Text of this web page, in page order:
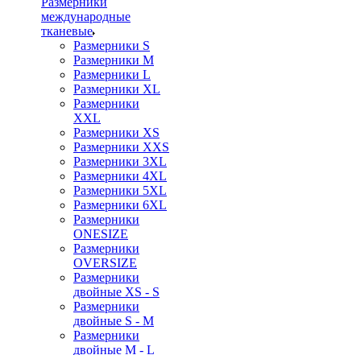
международные
тканевые
Размерники S
Размерники M
Размерники L
Размерники XL
Размерники
XXL
Размерники XS
Размерники XXS
Размерники 3XL
Размерники 4XL
Размерники 5XL
Размерники 6XL
Размерники
ONESIZE
Размерники
OVERSIZE
Размерники
двойные XS - S
Размерники
двойные S - M
Размерники
двойные M - L